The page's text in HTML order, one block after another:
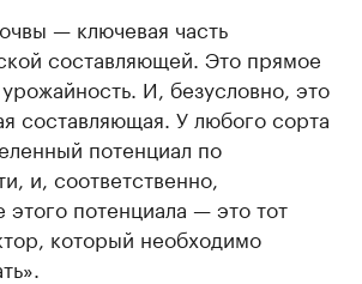
— ключевая часть
составляющей. Это прямое
И, безусловно, это
составляющая. У любого сорта
потенциал по
и, соответственно,
этого потенциала — это тот
который необходимо